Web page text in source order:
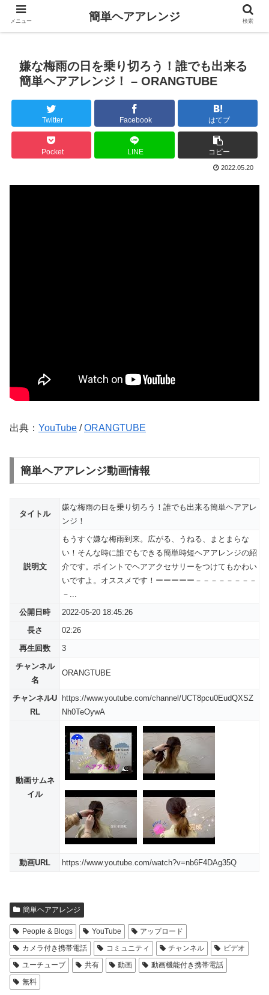
嫌な梅雨の日を乗り切ろう！誰でも出来る
簡単ヘアアレンジ！ – ORANGTUBE
Twitter Facebook はてブ
Pocket LINE コピー
2022.05.20
出典： YouTube /ORANGTUBE
簡単ヘアアレンジ動画情報
タイトル
嫌な梅雨の日を乗り切ろう！誰でも出来る簡単ヘアアレ
ンジ！
説明文
もうすぐ嫌な梅雨到来。広がる、うねる、まとまらな
い！そんな時に誰でもできる簡単時短ヘアアレンジの紹
介です。ポイントでヘアアクセサリーをつけてもかわい
いですよ。オススメです！ーーーーー－－－－－－－－
－...
公開日時
2022-05-20 18:45:26
長さ
02:26
再生回数
3
チャンネル
名
ORANGTUBE
チャンネルU
RL
https://www.youtube.com/channel/UCT8pcu0EudQXSZ
Nh0TeOywA
動画サムネ
イル
動画URL https://www.youtube.com/watch?v=nb6F4DAg35Q
簡単ヘアアレンジ
People & Blogs YouTube
アップロード
カメラ付き携帯電話
コミュニティ チャンネル
ビデオ
ユーチューブ
共有 動画
動画機能付き携帯電話
無料
メニュー 簡単ヘアアレンジ 検索